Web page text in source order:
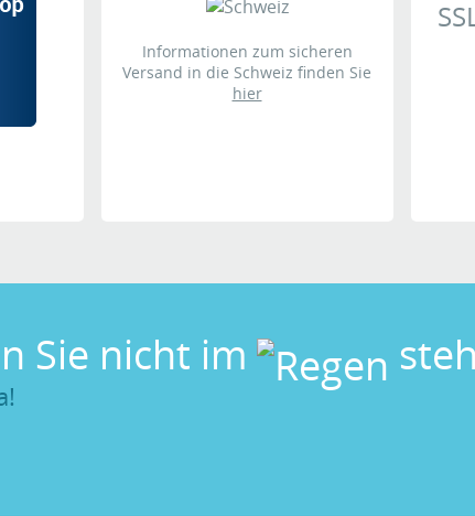
we got our package really fast. It was packed
is as expected really good quality and beautiful as
Informationen zum sicheren
Versand in die Schweiz finden Sie
hier
Sie nicht im